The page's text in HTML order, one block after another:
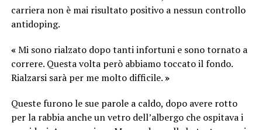
carriera non è mai risultato positivo a nessun controllo
antidoping.
«Mi sono rialzato dopo tanti infortuni e sono tornato a
correre. Questa volta però abbiamo toccato il fondo.
Rialzarsi sarà per me molto difficile.»
Queste furono le sue parole a caldo, dopo avere rotto
per la rabbia anche un vetro dell’albergo che ospitava i